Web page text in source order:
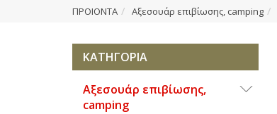
ΠΡΟΙΟΝΤΑ Αξεσουάρ επιβίωσης, camping
ΚΑΤΗΓΟΡΙΑ
Αξεσουάρ επιβίωσης,
camping